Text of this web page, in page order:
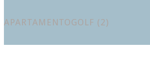
APARTAMENTOGOLF (2)